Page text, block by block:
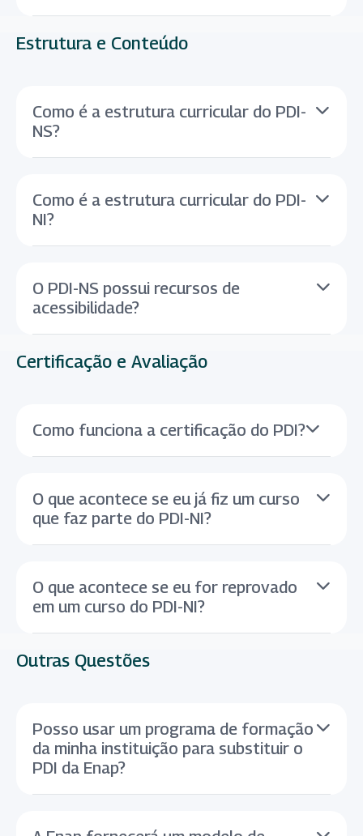
Estrutura e Conteúdo
Como é a estrutura curricular do PDI-
NS?
Como é a estrutura curricular do PDI-
NI?
O PDI-NS possui recursos de
acessibilidade?
Certificação e Avaliação
Como funciona a certificação do PDI?
O que acontece se eu já fiz um curso
que faz parte do PDI-NI?
O que acontece se eu for reprovado
em um curso do PDI-NI?
Outras Questões
Posso usar um programa de formação
da minha instituição para substituir o
PDI da Enap?